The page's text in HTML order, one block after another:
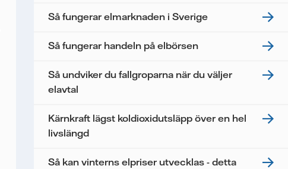
Vattenfall behandlar dina personuppgifter.
Jag samtycker till att Vattenfall behandlar mina
nyhetsbrevet.*
Så fungerar elmarknaden i Sverige
Så fungerar handeln på elbörsen
Så undviker du fallgroparna när du väljer
elavtal
Kärnkraft lägst koldioxidutsläpp över en hel
livslängd
Så kan vinterns elpriser utvecklas - detta